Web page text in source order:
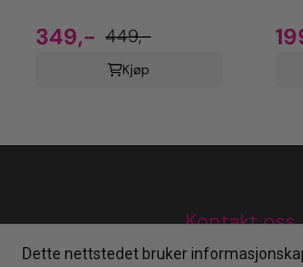
349,- 449,-
Kjøp
Kontakt oss
Dette nettstedet bruker